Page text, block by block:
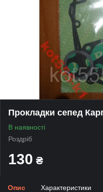
Прокладки сепед
В наявності
Роздріб
130 ₴
Опис Характеристики